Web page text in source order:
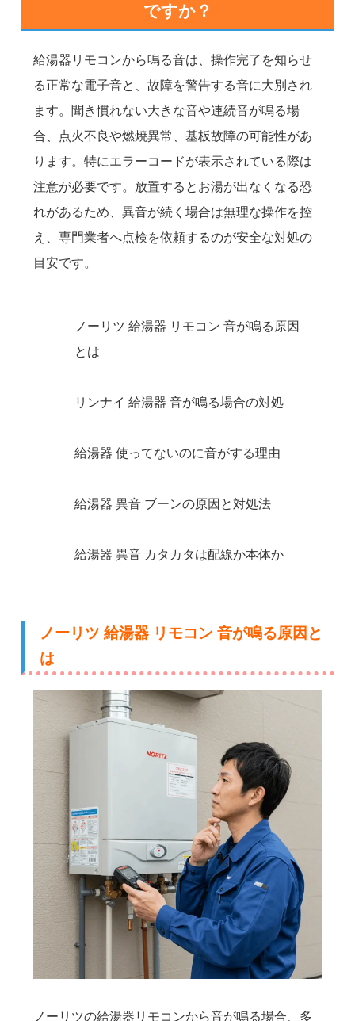
ですか？
給湯器リモコンから鳴る音は、操作完了を知らせ
る正常な電子音と、故障を警告する音に大別され
ます。聞き慣れない大きな音や連続音が鳴る場
合、点火不良や燃焼異常、基板故障の可能性があ
ります。特にエラーコードが表示されている際は
注意が必要です。放置するとお湯が出なくなる恐
れがあるため、異音が続く場合は無理な操作を控
え、専門業者へ点検を依頼するのが安全な対処の
目安です。
ノーリツ 給湯器 リモコン 音が鳴る原因
とは
リンナイ 給湯器 音が鳴る場合の対処
給湯器 使ってないのに音がする理由
給湯器 異音 ブーンの原因と対処法
給湯器 異音 カタカタは配線か本体か
ノーリツ 給湯器 リモコン 音が鳴る原因と
は
ノーリツの給湯器リモコンから音が鳴る場合、多